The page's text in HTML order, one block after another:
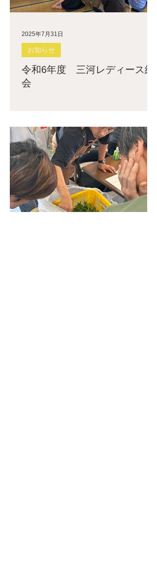
令和6年度 三河レディース総
会
お知らせ
2025年7月31日